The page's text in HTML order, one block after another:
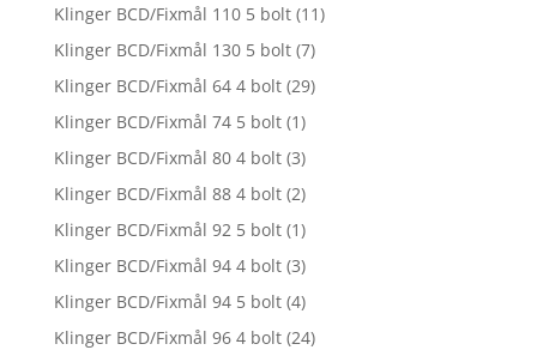
Klinger BCD/Fixmål 110 5 bolt (11)
Klinger BCD/Fixmål 130 5 bolt (7)
Klinger BCD/Fixmål 64 4 bolt (29)
Klinger BCD/Fixmål 74 5 bolt (1)
Klinger BCD/Fixmål 80 4 bolt (3)
Klinger BCD/Fixmål 88 4 bolt (2)
Klinger BCD/Fixmål 92 5 bolt (1)
Klinger BCD/Fixmål 94 4 bolt (3)
Klinger BCD/Fixmål 94 5 bolt (4)
Klinger BCD/Fixmål 96 4 bolt (24)